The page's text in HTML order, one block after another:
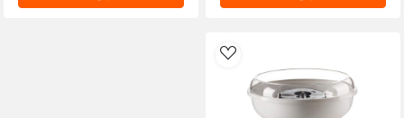
AddToWishlist